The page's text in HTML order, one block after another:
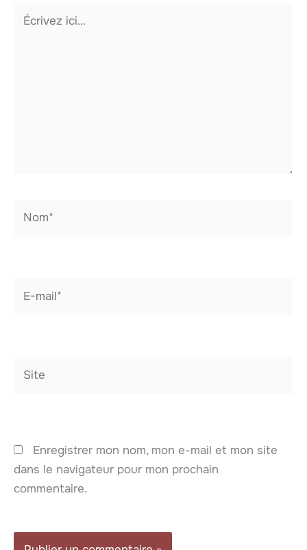
Écrivez
Enregistrer mon nom, mon e-mail et mon site
dans le navigateur pour mon prochain
commentaire.